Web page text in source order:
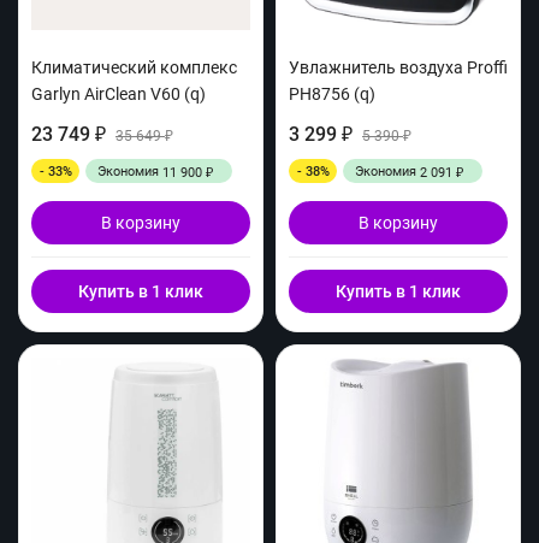
Климатический комплекс
Garlyn AirClean V60 (q)
23 749 ₽ 35 649₽
- 33% Экономия 11 900 ₽
В корзину
Купить в 1 клик
Увлажнитель воздуха Proffi
PH8756 (q)
3 299 ₽ 5 390₽
- 38% Экономия 2 091 ₽
В корзину
Купить в 1 клик